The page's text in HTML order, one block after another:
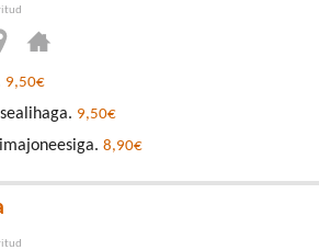
9,50€
9,50€
8,90€